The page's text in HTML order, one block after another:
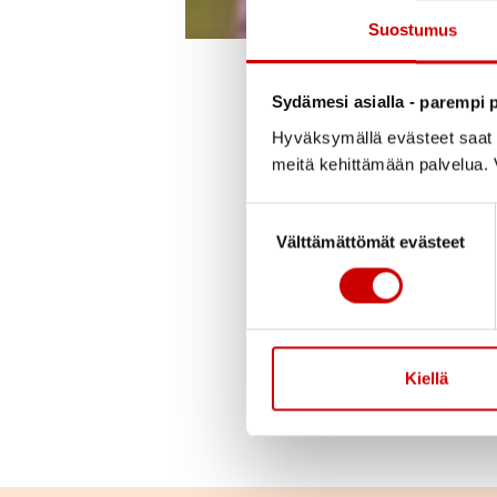
Suostumus
Sydämesi asialla - parempi
Hyväksymällä evästeet
meitä kehittämään
Välttämättömät evästeet
Kiellä
Sydämen
Verkkoluennon
Sydänpiirin